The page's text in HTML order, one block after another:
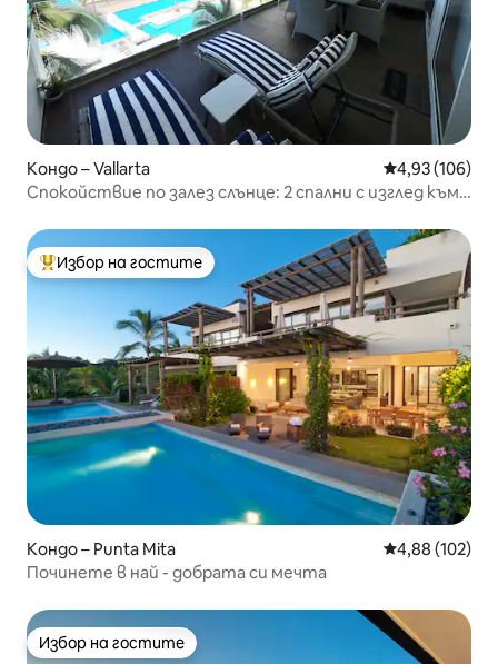
Кондо – Vallarta Средна
4,93 (106)
Спокойствие по залез слънце: 2 спални с изглед към
Най-популярен избор на гостите
Избор на гостите
Кондо – Punta Mita Средна
4,88 (102)
Починете в най - добрата си мечта
Избор на гостите
Избор на гостите